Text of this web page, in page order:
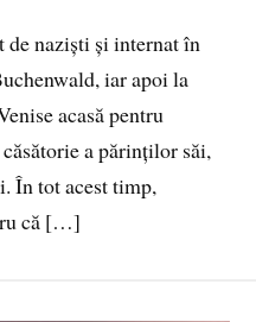
de naziști și internat în
iar apoi la
acasă pentru
a părinților săi,
În tot acest timp,
că […]